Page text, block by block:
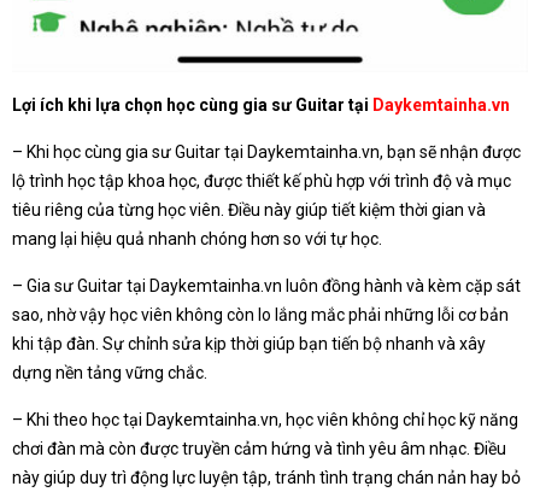
Lợi ích khi lựa chọn học cùng gia sư Guitar tại Daykemtainha.vn
– Khi học cùng gia sư Guitar tại Daykemtainha.vn, bạn sẽ nhận được
lộ trình học tập khoa học, được thiết kế phù hợp với trình độ và mục
tiêu riêng của từng học viên. Điều này giúp tiết kiệm thời gian và
mang lại hiệu quả nhanh chóng hơn so với tự học.
– Gia sư Guitar tại Daykemtainha.vn luôn đồng hành và kèm cặp sát
sao, nhờ vậy học viên không còn lo lắng mắc phải những lỗi cơ bản
khi tập đàn. Sự chỉnh sửa kịp thời giúp bạn tiến bộ nhanh và xây
dựng nền tảng vững chắc.
– Khi theo học tại Daykemtainha.vn, học viên không chỉ học kỹ năng
chơi đàn mà còn được truyền cảm hứng và tình yêu âm nhạc. Điều
này giúp duy trì động lực luyện tập, tránh tình trạng chán nản hay bỏ